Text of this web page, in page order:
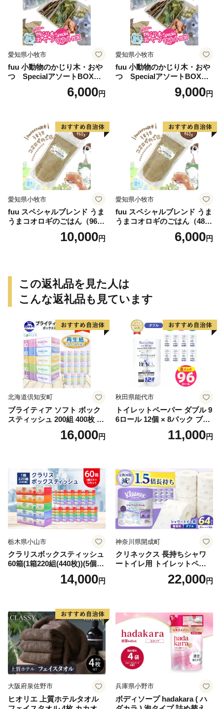
愛知県小牧市
fuu 小動物のかじり木・おや
つ SpecialアソートBOX（1
6,000円
愛知県小牧市
fuu 小動物のかじり木・おや
つ SpecialアソートBOX（2
9,000円
愛知県小牧市
fuu スペシャルブレンド うま
うまコオロギのごはん（960
10,000円
愛知県小牧市
fuu スペシャルブレンド うま
うまコオロギのごはん（480
6,000円
この返礼品を見た人は
こんな返礼品も見ています
北海道倶知安町
ブライティア ソフト ボック
スティッシュ 200組 400枚 60
箱 日本製 まとめ買い ティッ
シュ リサイクル 長持 防災 常
倶知安町 日用品
16,000円
秋田県能代市
トイレットペーパー ダブル 9
6ロール 12個 × 8パック ブラ
ンカ 再生紙 100％ 芯あり 日
用品 消耗品 無香料 生活用品
11,000円
栃木県小山市
クラリスボックスティッシュ
60箱(1箱220組(440枚))(5個入
り×12セット)【1256759】
14,000円
神奈川県開成町
クリネックス 長持ちシャワ
ートイレ用 トイレットペー
パー（ダブル）64ロール(8ロ
ール×8パック) 開成町 トイレ
蓄 防災 エコ 消耗品 生活雑貨
生活用品 無香料 トイレット
ペーパー ダブル といれっと
ぺーぱー トイレ クレシア ト
イレットペーパー [BDBH002
-1]
22,000円
大阪府泉佐野市
ヒオリエ 上質ホテルタオル
兵庫県小野市
ボディソープ hadakara ( ハ